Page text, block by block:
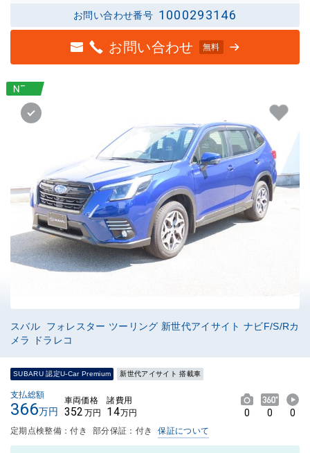
お問い合わせ番号 1000293146
お問い合わせ 無料
スバル フォレスター ツーリング 新世代アイサイト ナビF/S/Rカ
メラ ドラレコ
SUBARU 認定U-Car Premium 新世代アイサイト 搭載車
支払総額
366万円
車両価格
352 万円
諸費用
14万円 0 0 0
定期点検整備：付き 部分保証：付き 保証について